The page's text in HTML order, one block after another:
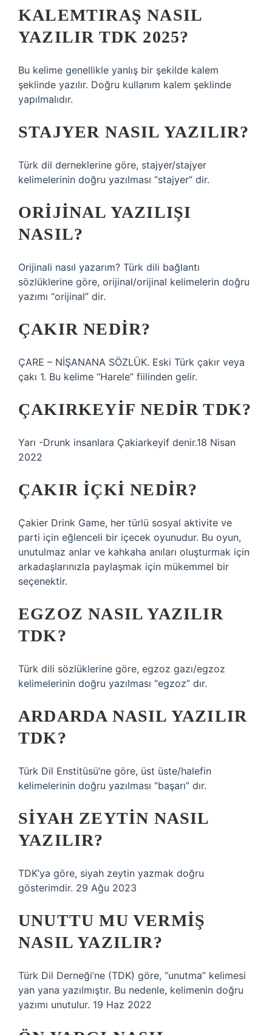
KALEMTIRAŞ NASIL
YAZILIR TDK 2025?
Bu kelime genellikle yanlış bir şekilde kalem
şeklinde yazılır. Doğru kullanım kalem şeklinde
yapılmalıdır.
STAJYER NASIL YAZILIR?
Türk dil derneklerine göre, stajyer/stajyer
kelimelerinin doğru yazılması “stajyer” dir.
ORIJINAL YAZILIŞI
NASIL?
Orijinali nasıl yazarım? Türk dili bağlantı
sözlüklerine göre, orijinal/orijinal kelimelerin doğru
yazımı “orijinal” dir.
ÇAKIR NEDIR?
ÇARE – NİŞANANA SÖZLÜK. Eski Türk çakır veya
çakı 1. Bu kelime “Harele” fiilinden gelir.
ÇAKIRKEYIF NEDIR TDK?
Yarı -Drunk insanlara Çakiarkeyif denir.18 Nisan
2022
ÇAKIR IÇKI NEDIR?
Çakier Drink Game, her türlü sosyal aktivite ve
parti için eğlenceli bir içecek oyunudur. Bu oyun,
unutulmaz anlar ve kahkaha anıları oluşturmak için
arkadaşlarınızla paylaşmak için mükemmel bir
seçenektir.
EGZOZ NASIL YAZILIR
TDK?
Türk dili sözlüklerine göre, egzoz gazı/egzoz
kelimelerinin doğru yazılması “egzoz” dır.
ARDARDA NASIL YAZILIR
TDK?
Türk Dil Enstitüsü’ne göre, üst üste/halefin
kelimelerinin doğru yazılması “başarı” dır.
SIYAH ZEYTIN NASIL
YAZILIR?
TDK’ya göre, siyah zeytin yazmak doğru
gösterimdir. 29 Ağu 2023
UNUTTU MU VERMIŞ
NASIL YAZILIR?
Türk Dil Derneği’ne (TDK) göre, “unutma” kelimesi
yan yana yazılmıştır. Bu nedenle, kelimenin doğru
yazımı unutulur. 19 Haz 2022